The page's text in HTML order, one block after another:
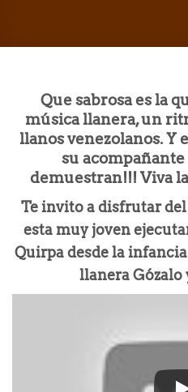
Que sabrosa es la
música llanera, un
llanos venezolanos. Y
su
demuestran!!! Viva
Te invito a disfrutar
esta muy joven
Quirpa desde la
llanera Gózalo